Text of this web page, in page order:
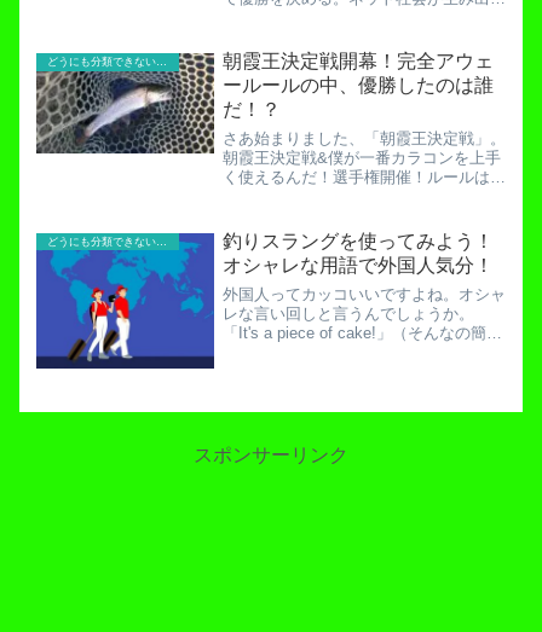
よう！ということで一念発起で開催して
みることにしました。１年...
朝霞王決定戦開幕！完全アウェ
ールールの中、優勝したのは誰
だ！？
さあ始まりました、「朝霞王決定戦」。
朝霞王決定戦&僕が一番カラコンを上手
く使えるんだ！選手権開催！ルールは以
及びバベル王は0.5匹換算。えへへ。」
どうです？大変シンプル...
釣りスラングを使ってみよう！
オシャレな用語で外国人気分！
外国人ってカッコいいですよね。オシャ
レな言い回しと言うんでしょうか。
「It's a piece of cake!」（そんなの簡単
いい...
スポンサーリンク